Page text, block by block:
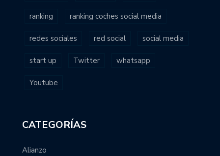
ranking ranking coches social media
redes sociales red social social media
start up Twitter whatsapp
Youtube
CATEGORÍAS
Alianzo